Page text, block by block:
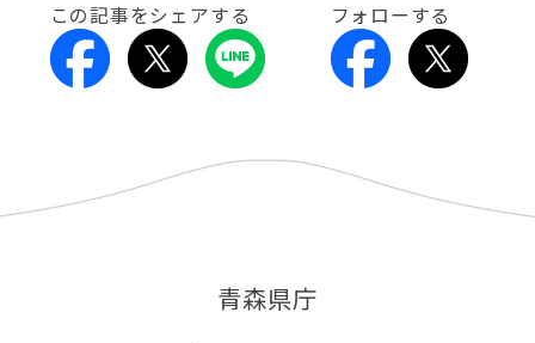
この記事をシェアする フォローする
青森県庁